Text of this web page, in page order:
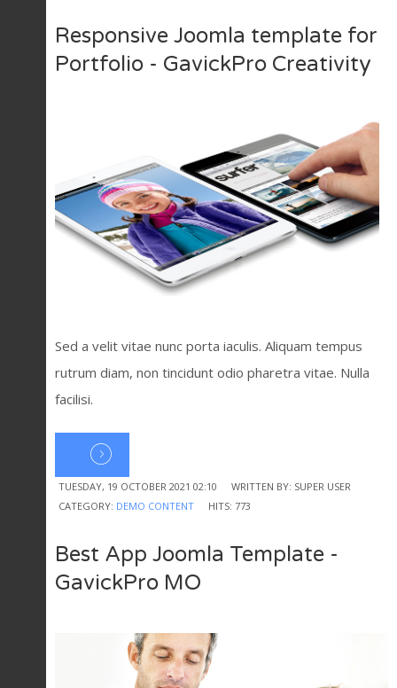
Responsive Joomla template for
Portfolio - GavickPro Creativity
Sed a velit vitae nunc porta iaculis. Aliquam tempus
rutrum diam, non tincidunt odio pharetra vitae. Nulla
facilisi.
TUESDAY, 19 OCTOBER 2021 02:10
WRITTEN BY: SUPER USER
CATEGORY: DEMO CONTENT HITS: 773
Best App Joomla Template -
GavickPro MO